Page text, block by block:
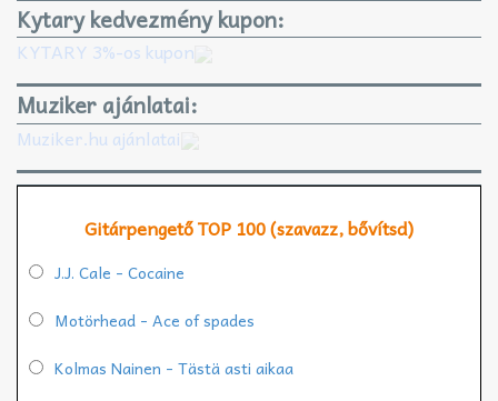
Kytary kedvezmény kupon:
KYTARY 3%-os kupon
Muziker ajánlatai:
Muziker.hu ajánlatai
Gitárpengető TOP 100 (szavazz, bővítsd)
J.J. Cale - Cocaine
Motörhead - Ace of spades
Kolmas Nainen - Tästä asti aikaa